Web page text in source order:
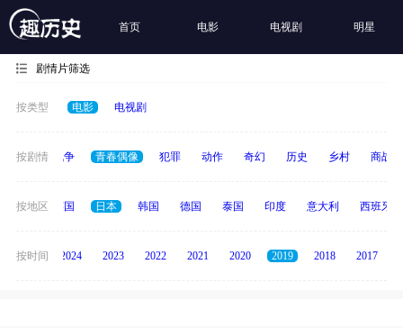
首页 电影 电视剧 明星
剧情片筛选
按类型 电影 电视剧
按剧情
古装 战争 青春偶像 犯罪 动作 奇幻 历史 乡村 商战
按地区
法国 英国 日本 韩国 德国 泰国 印度 意大利 西班牙
按时间
2025 2024 2023 2022 2021 2020 2019 2018 2017